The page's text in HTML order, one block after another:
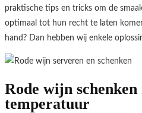
praktische tips en tricks om de
optimaal tot hun recht te laten
hand? Dan hebben wij enkele
Rode wijn
temperatuur